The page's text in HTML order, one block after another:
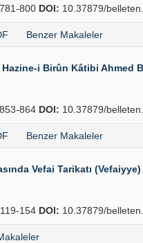
781-800 DOI: 10.37879/
Benzer Makaleler
Hazine-i Birûn Kâtibi Ahmed
853-864 DOI: 10.37879/
Benzer Makaleler
Vefai Tarikatı
119-154 DOI: 10.37879/